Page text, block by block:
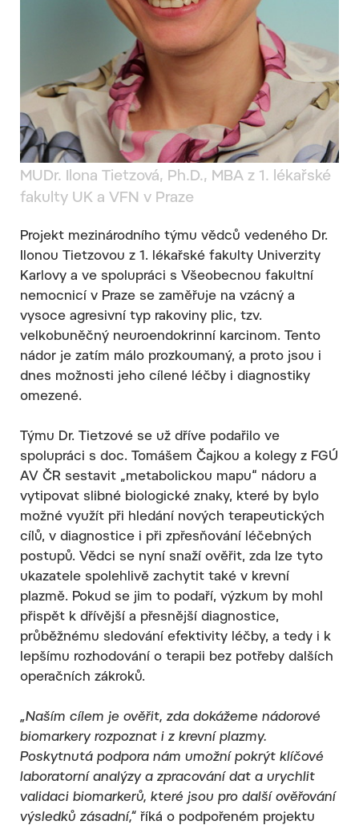
MUDr. Ilona Tietzová, Ph.D., MBA z 1. lékařské
fakulty UK a VFN v Praze
Projekt mezinárodního týmu vědců vedeného Dr.
Ilonou Tietzovou z 1. lékařské fakulty Univerzity
Karlovy a ve spolupráci s Všeobecnou fakultní
nemocnicí v Praze se zaměřuje na vzácný a
vysoce agresivní typ rakoviny plic, tzv.
velkobuněčný neuroendokrinní karcinom. Tento
nádor je zatím málo prozkoumaný, a proto jsou i
dnes možnosti jeho cílené léčby i diagnostiky
omezené.
Týmu Dr. Tietzové se už dříve podařilo ve
spolupráci s doc. Tomášem Čajkou a kolegy z FGÚ
AV ČR sestavit „metabolickou mapu“ nádoru a
vytipovat slibné biologické znaky, které by bylo
možné využít při hledání nových terapeutických
cílů, v diagnostice i při zpřesňování léčebných
postupů. Vědci se nyní snaží ověřit, zda lze tyto
ukazatele spolehlivě zachytit také v krevní
plazmě. Pokud se jim to podaří, výzkum by mohl
přispět k dřívější a přesnější diagnostice,
průběžnému sledování efektivity léčby, a tedy i k
lepšímu rozhodování o terapii bez potřeby dalších
operačních zákroků.
„Naším cílem je ověřit, zda dokážeme nádorové
biomarkery rozpoznat i z krevní plazmy.
Poskytnutá podpora nám umožní pokrýt klíčové
laboratorní analýzy a zpracování dat a urychlit
validaci biomarkerů, které jsou pro další ověřování
výsledků zásadní,“ říká o podpořeném projektu